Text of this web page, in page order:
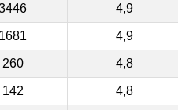
4,9
1681 4,9
260 4,8
142 4,8